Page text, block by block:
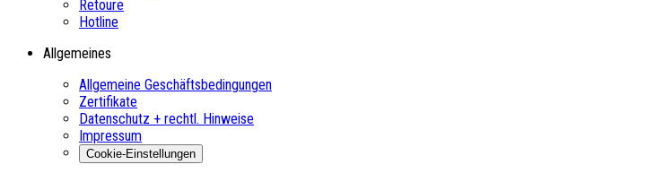
Retoure
Hotline
Allgemeines
Allgemeine Geschäftsbedingungen
Zertifikate
Datenschutz + rechtl. Hinweise
Impressum
Cookie-Einstellungen